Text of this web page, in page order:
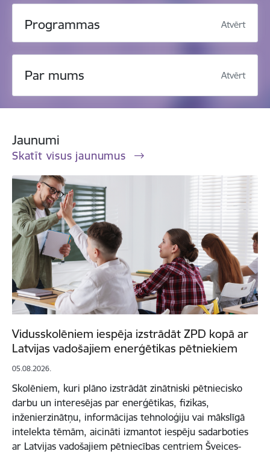
Programmas Atvērt
Par mums Atvērt
Jaunumi
Skatīt visus jaunumus
Vidusskolēniem iespēja izstrādāt ZPD kopā ar
Latvijas vadošajiem enerģētikas pētniekiem
05.08.2026.
Skolēniem, kuri plāno izstrādāt zinātniski pētniecisko
darbu un interesējas par enerģētikas, fizikas,
inženierzinātņu, informācijas tehnoloģiju vai mākslīgā
intelekta tēmām, aicināti izmantot iespēju sadarboties
ar Latvijas vadošajiem pētniecības centriem Šveices-